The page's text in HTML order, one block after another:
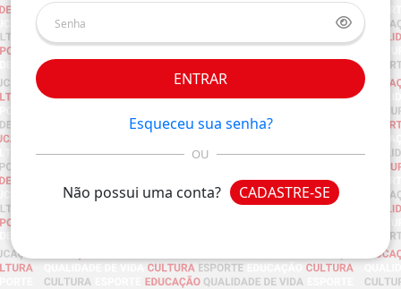
ENTRAR
Esqueceu sua senha?
OU
Não possui uma conta? CADASTRE-SE